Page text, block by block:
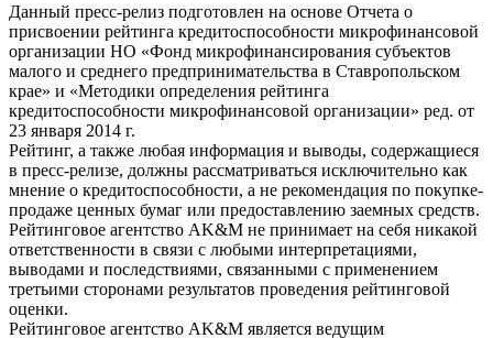
Данный пресс-релиз подготовлен на основе Отчета о
присвоении рейтинга кредитоспособности микрофинансовой
организации НО «Фонд микрофинансирования субъектов
малого и среднего предпринимательства в Ставропольском
крае» и «Методики определения рейтинга
кредитоспособности микрофинансовой организации» ред. от
23 января 2014 г.
Рейтинг, а также любая информация и выводы, содержащиеся
в пресс-релизе, должны рассматриваться исключительно как
мнение о кредитоспособности, а не рекомендация по покупке-
продаже ценных бумаг или предоставлению заемных средств.
Рейтинговое агентство AK&M не принимает на себя никакой
ответственности в связи с любыми интерпретациями,
выводами и последствиями, связанными с применением
третьими сторонами результатов проведения рейтинговой
оценки.
Рейтинговое агентство AK&M является ведущим